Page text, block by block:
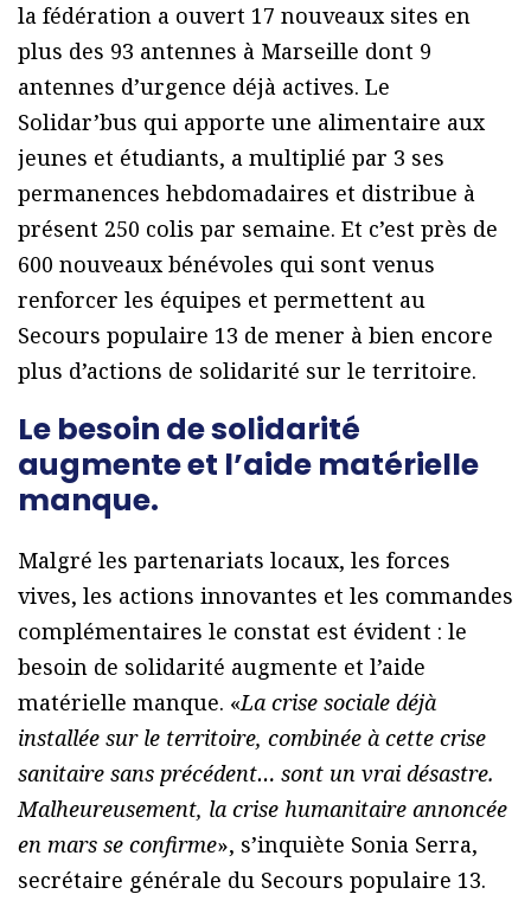
la fédération a ouvert 17 nouveaux sites en
plus des 93 antennes à Marseille dont 9
antennes d’urgence déjà actives. Le
Solidar’bus qui apporte une alimentaire aux
jeunes et étudiants, a multiplié par 3 ses
permanences hebdomadaires et distribue à
présent 250 colis par semaine. Et c’est près de
600 nouveaux bénévoles qui sont venus
renforcer les équipes et permettent au
Secours populaire 13 de mener à bien encore
plus d’actions de solidarité sur le territoire.
Le besoin de solidarité
augmente et l’aide matérielle
manque.
Malgré les partenariats locaux, les forces
vives, les actions innovantes et les commandes
complémentaires le constat est évident : le
besoin de solidarité augmente et l’aide
matérielle manque. «La crise sociale déjà
installée sur le territoire, combinée à cette crise
sanitaire sans précédent… sont un vrai désastre.
Malheureusement, la crise humanitaire annoncée
en mars se confirme», s’inquiète Sonia Serra,
secrétaire générale du Secours populaire 13.